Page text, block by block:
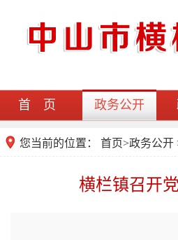
首 页 政务公开
您当前的位置： 首页>政务公开
横栏镇召开